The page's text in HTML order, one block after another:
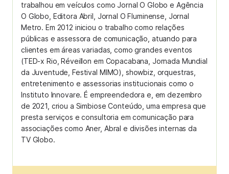
trabalhou em veículos como Jornal O Globo e Agência
O Globo, Editora Abril, Jornal O Fluminense, Jornal
Metro. Em 2012 iniciou o trabalho como relações
públicas e assessora de comunicação, atuando para
clientes em áreas variadas, como grandes eventos
(TED-x Rio, Réveillon em Copacabana, Jornada Mundial
da Juventude, Festival MIMO), showbiz, orquestras,
entretenimento e assessorias institucionais como o
Instituto Innovare. É empreendedora e, em dezembro
de 2021, criou a Simbiose Conteúdo, uma empresa que
presta serviços e consultoria em comunicação para
associações como Aner, Abral e divisões internas da
TV Globo.